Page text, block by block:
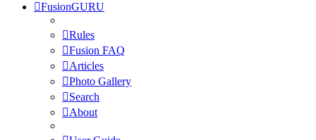
FusionGURU
Rules
Fusion FAQ
Articles
Photo Gallery
Search
About